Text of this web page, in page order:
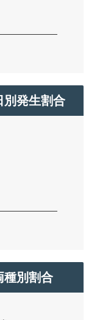
別発生割合
種別割合